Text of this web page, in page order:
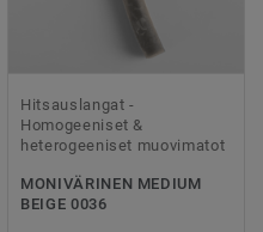
Hitsauslangat -
Homogeeniset &
heterogeeniset muovimatot
MONIVÄRINEN MEDIUM
BEIGE 0036